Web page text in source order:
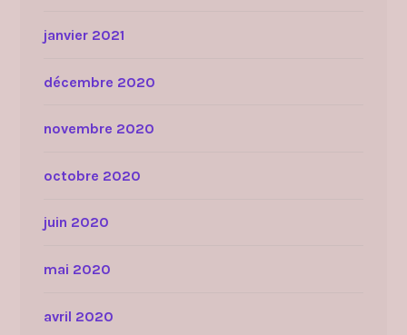
janvier 2021
décembre 2020
novembre 2020
octobre 2020
juin 2020
mai 2020
avril 2020